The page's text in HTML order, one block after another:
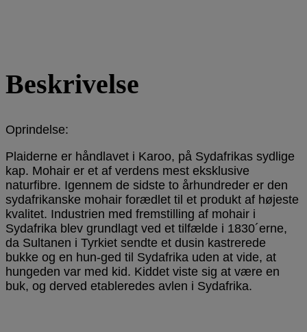
Beskrivelse
Oprindelse:
Plaiderne er håndlavet i Karoo, på Sydafrikas sydlige
kap. Mohair er et af verdens mest eksklusive
naturfibre. Igennem de sidste to århundreder er den
sydafrikanske mohair forædlet til et produkt af højeste
kvalitet. Industrien med fremstilling af mohair i
Sydafrika blev grundlagt ved et tilfælde i 1830´erne,
da Sultanen i Tyrkiet sendte et dusin kastrerede
bukke og en hun-ged til Sydafrika uden at vide, at
hungeden var med kid. Kiddet viste sig at være en
buk, og derved etableredes avlen i Sydafrika.